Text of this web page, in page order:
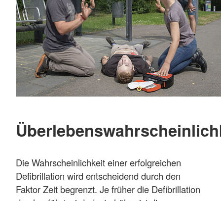
Die Wahrscheinlichkeit einer erfolgreichen
Defibrillation wird entscheidend durch den
Faktor Zeit begrenzt. Je früher die Defibrillation